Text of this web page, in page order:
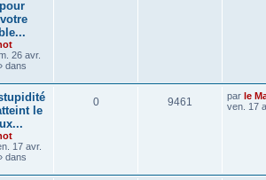
26 avr.
dans
le
17 avr.
dans
0 9461 par le
ven. 17